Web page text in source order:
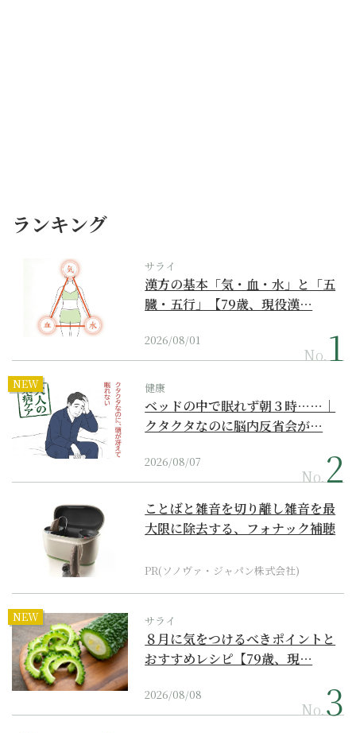
ランキング
サライ
漢方の基本「気・血・水」と「五
臓・五行」【79歳、現役漢…
2026/08/01
No.
NEW 健康
ベッドの中で眠れず朝３時……｜
クタクタなのに脳内反省会が…
2026/08/07
No.
ことばと雑音を切り離し雑音を最
大限に除去する、フォナック補聴
PR(ソノヴァ・ジャパン株式会社)
NEW サライ
８月に気をつけるべきポイントと
おすすめレシピ【79歳、現…
2026/08/08
No.